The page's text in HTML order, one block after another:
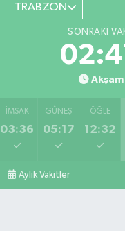
TRABZON
SONRAKI
Akşam
İMSAK
03:36
GÜNEŞ
05:17
ÖĞLE
12:32
Aylık Vakitler